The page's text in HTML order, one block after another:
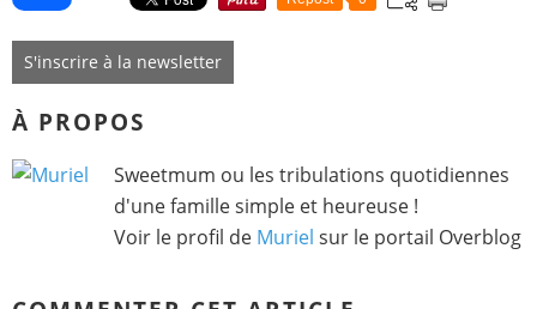
S'inscrire à la newsletter
À PROPOS
Sweetmum ou les tribulations quotidiennes
d'une famille simple et heureuse !
Voir le profil de Muriel sur le portail Overblog